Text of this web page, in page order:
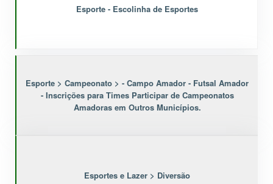
Esporte - Escolinha de Esportes
Esporte > Campeonato > - Campo Amador - Futsal Amador
- Inscrições para Times Participar de Campeonatos
Amadoras em Outros Municípios.
Esportes e Lazer > Diversão